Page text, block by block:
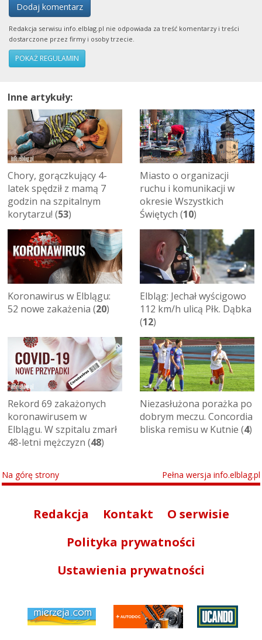
Dodaj komentarz
Redakcja serwisu info.elblag.pl nie odpowiada za treść komentarzy i treści
dostarczone przez firmy i osoby trzecie.
POKAŻ REGULAMIN
Inne artykuły:
Chory, gorączkujący 4-
latek spędził z mamą 7
godzin na szpitalnym
korytarzu! (53)
Miasto o organizacji
ruchu i komunikacji w
okresie Wszystkich
Świętych (10)
Koronawirus w Elblągu:
52 nowe zakażenia (20)
Elbląg: Jechał wyścigowo
112 km/h ulicą Płk. Dąbka
(12)
Rekord 69 zakażonych
koronawirusem w
Elblągu. W szpitalu zmarł
48-letni mężczyzn (48)
Niezasłużona porażka po
dobrym meczu. Concordia
bliska remisu w Kutnie (4)
Na górę strony Pełna wersja info.elblag.pl
Redakcja Kontakt
O serwisie
Polityka prywatności
Ustawienia prywatności